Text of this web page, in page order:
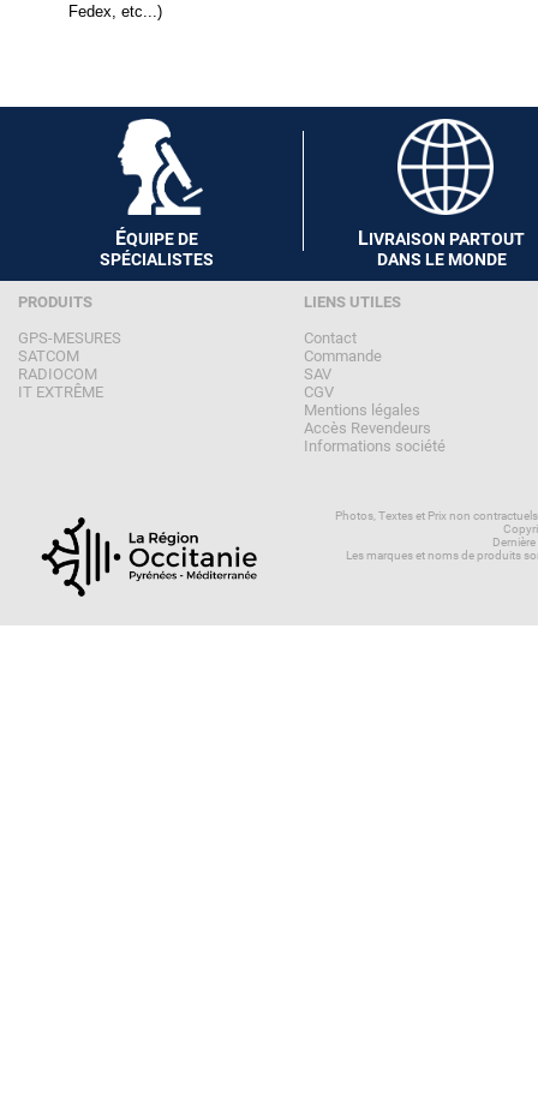
Fedex, etc...)
ÉQUIPE DE
SPÉCIALISTES
LIVRAISON PARTOUT
DANS LE MONDE
PRODUITS
GPS-MESURES
SATCOM
RADIOCOM
IT EXTRÊME
LIENS UTILES
Contact
Commande
SAV
CGV
Mentions légales
Accès Revendeurs
Informations société
Photos, Textes et Prix non
Les marques et noms de produits